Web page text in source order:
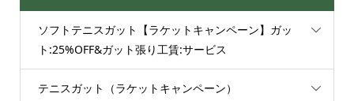
ソフトテニスガット【ラケットキャンペーン】ガッ
ト:25%OFF&ガット張り工賃:サービス
テニスガット（ラケットキャンペーン）